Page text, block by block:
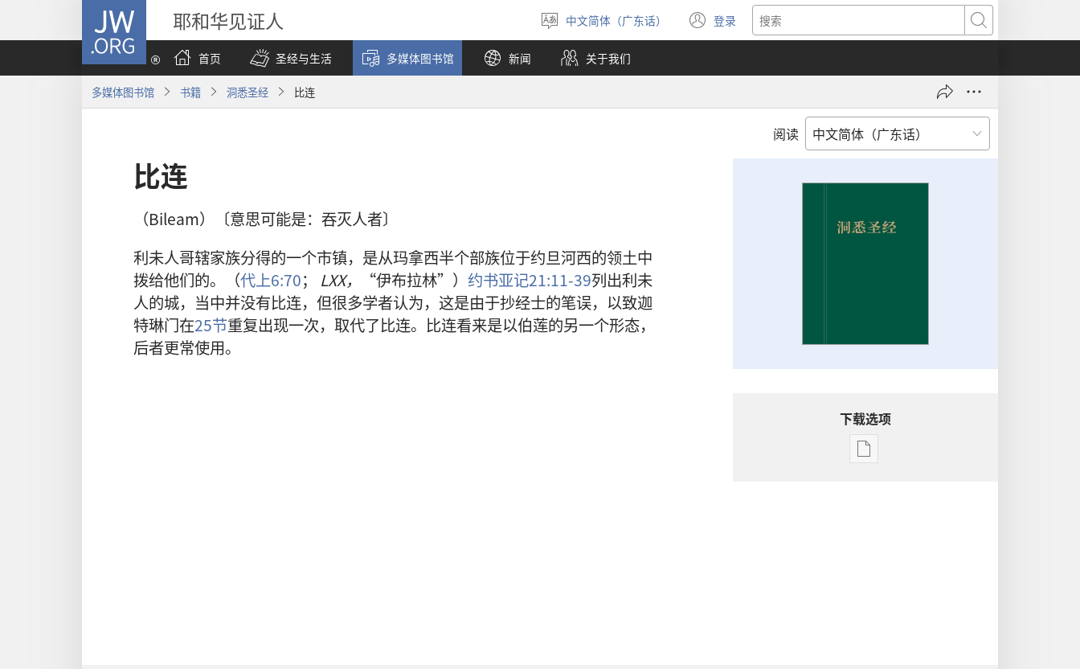
JW.ORG 耶和华见证人
选
择
语
言
中文简体（广东话） 登录
（打
开
窗
搜
索
首页
圣经与生活 多媒体图书馆 新闻 关于我们
多媒体图书馆 书籍 洞悉圣经 比连
阅读
比连
（Bileam）〔意思可能是：吞灭人者〕
利未人哥辖家族分得的一个市镇，是从玛拿西半个部族位于约旦河西的领土中
拨给他们的。（代上6:70； LXX， “伊布拉林”） 约书亚记21:11-39列出利未
人的城，当中并没有比连，但很多学者认为，这是由于抄经士的笔误，以致迦
特琳门在25节重复出现一次，取代了比连。比连看来是以伯莲的另一个形态，
后者更常使用。
下载选项
电